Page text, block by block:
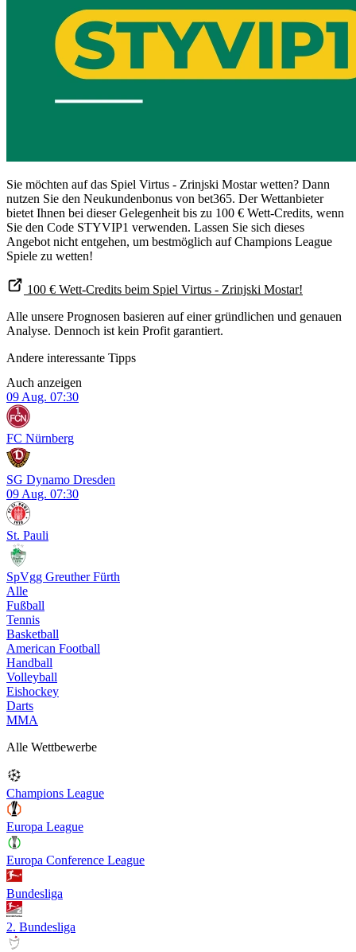
Sie möchten auf das Spiel Virtus - Zrinjski Mostar wetten? Dann
nutzen Sie den Neukundenbonus von bet365. Der Wettanbieter
bietet Ihnen bei dieser Gelegenheit bis zu 100 € Wett-Credits, wenn
Sie den Code STYVIP1 verwenden. Lassen Sie sich dieses
Angebot nicht entgehen, um bestmöglich auf Champions League
Spiele zu wetten!
100 € Wett-Credits beim Spiel Virtus - Zrinjski Mostar!
Alle unsere Prognosen basieren auf einer gründlichen und genauen
Analyse. Dennoch ist kein Profit garantiert.
Andere interessante Tipps
Auch anzeigen
09 Aug. 07:30
FC Nürnberg
SG Dynamo Dresden
09 Aug. 07:30
St. Pauli
SpVgg Greuther Fürth
Alle
Fußball
Tennis
Basketball
American Football
Handball
Volleyball
Eishockey
Darts
MMA
Alle Wettbewerbe
Champions League
Europa League
Europa Conference League
Bundesliga
2. Bundesliga